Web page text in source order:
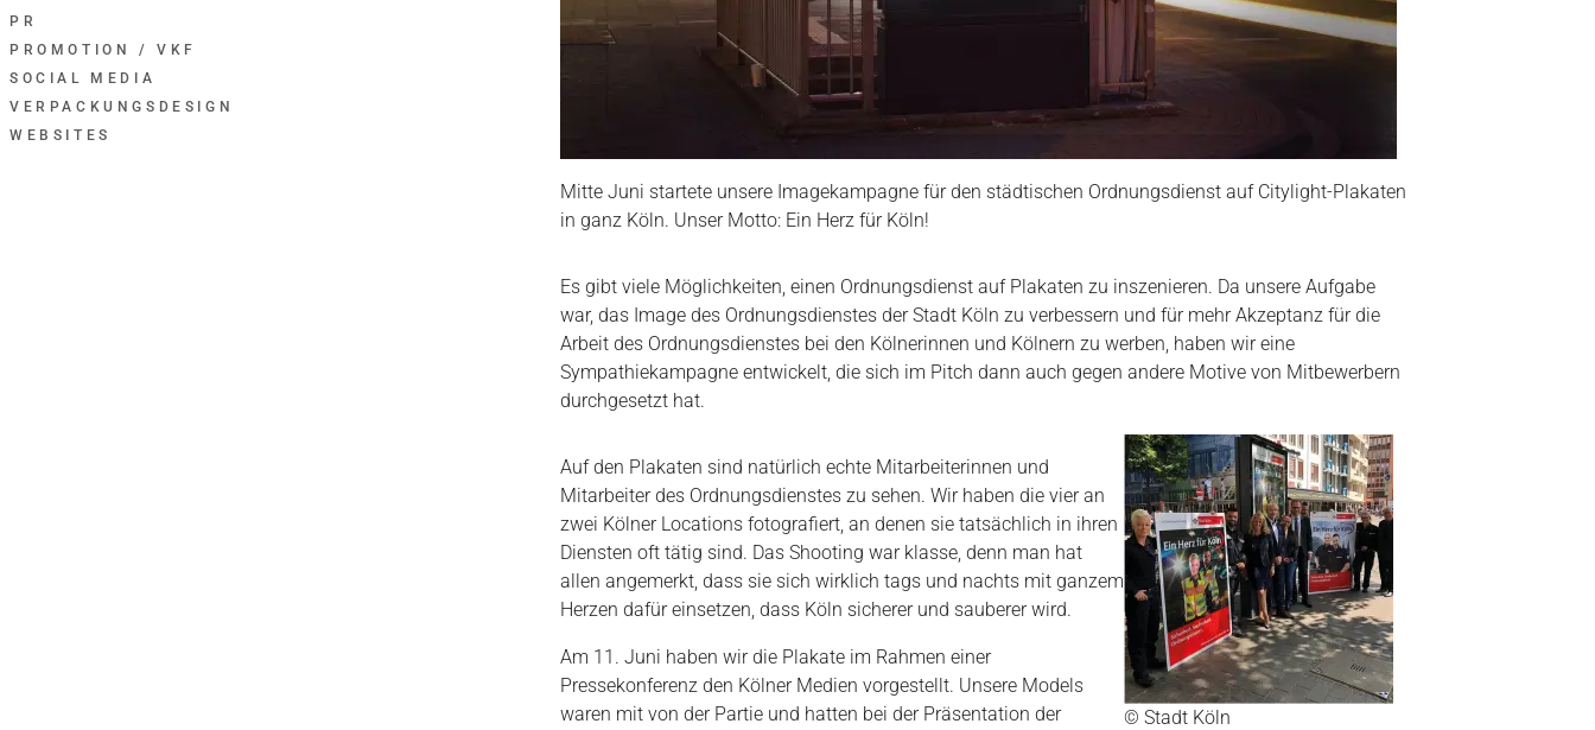
PR
PROMOTION / VKF
SOCIAL MEDIA
VERPACKUNGSDESIGN
WEBSITES
Mitte Juni startete unsere Imagekampagne für den städtischen Ordnungsdienst auf Citylight-Plakaten
in ganz Köln. Unser Motto: Ein Herz für Köln!
Es gibt viele Möglichkeiten, einen Ordnungsdienst auf Plakaten zu inszenieren. Da unsere Aufgabe
war, das Image des Ordnungsdienstes der Stadt Köln zu verbessern und für mehr Akzeptanz für die
Arbeit des Ordnungsdienstes bei den Kölnerinnen und Kölnern zu werben, haben wir eine
Sympathiekampagne entwickelt, die sich im Pitch dann auch gegen andere Motive von Mitbewerbern
durchgesetzt hat.
Auf den Plakaten sind natürlich echte Mitarbeiterinnen und
Mitarbeiter des Ordnungsdienstes zu sehen. Wir haben die vier an
zwei Kölner Locations fotografiert, an denen sie tatsächlich in ihren
Diensten oft tätig sind. Das Shooting war klasse, denn man hat
allen angemerkt, dass sie sich wirklich tags und nachts mit ganzem
Herzen dafür einsetzen, dass Köln sicherer und sauberer wird.
Am 11. Juni haben wir die Plakate im Rahmen einer
Pressekonferenz den Kölner Medien vorgestellt. Unsere Models
waren mit von der Partie und hatten bei der Präsentation der
© Stadt Köln